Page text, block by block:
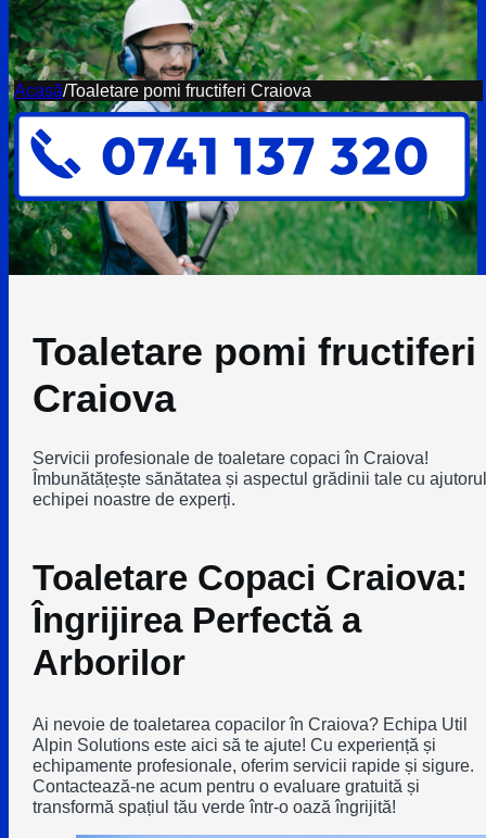
Acasă/Toaletare pomi fructiferi Craiova
Toaletare pomi fructiferi
Craiova
Servicii profesionale de toaletare copaci în Craiova!
Îmbunătățește sănătatea și aspectul grădinii tale cu ajutorul
echipei noastre de experți.
Toaletare Copaci Craiova:
Îngrijirea Perfectă a
Arborilor
Ai nevoie de toaletarea copacilor în Craiova? Echipa Util
Alpin Solutions este aici să te ajute! Cu experiență și
echipamente profesionale, oferim servicii rapide și sigure.
Contactează-ne acum pentru o evaluare gratuită și
transformă spațiul tău verde într-o oază îngrijită!